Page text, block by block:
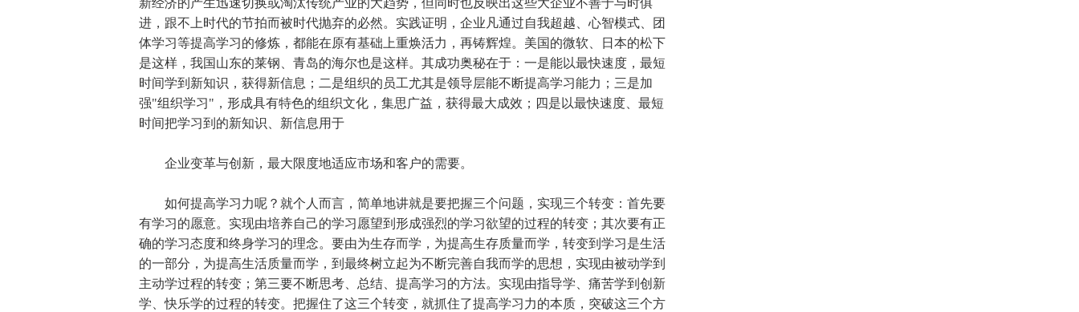
新经济的产生迅速切换或淘汰传统产业的大趋势，但同时也反映出这些大企业不善于与时俱
进，跟不上时代的节拍而被时代抛弃的必然。实践证明，企业凡通过自我超越、心智模式、团
体学习等提高学习的修炼，都能在原有基础上重焕活力，再铸辉煌。美国的微软、日本的松下
是这样，我国山东的莱钢、青岛的海尔也是这样。其成功奥秘在于：一是能以最快速度，最短
时间学到新知识，获得新信息；二是组织的员工尤其是领导层能不断提高学习能力；三是加
强"组织学习"，形成具有特色的组织文化，集思广益，获得最大成效；四是以最快速度、最短
时间把学习到的新知识、新信息用于
企业变革与创新，最大限度地适应市场和客户的需要。
如何提高学习力呢？就个人而言，简单地讲就是要把握三个问题，实现三个转变：首先要
有学习的愿意。实现由培养自己的学习愿望到形成强烈的学习欲望的过程的转变；其次要有正
确的学习态度和终身学习的理念。要由为生存而学，为提高生存质量而学，转变到学习是生活
的一部分，为提高生活质量而学，到最终树立起为不断完善自我而学的思想，实现由被动学到
主动学过程的转变；第三要不断思考、总结、提高学习的方法。实现由指导学、痛苦学到创新
学、快乐学的过程的转变。把握住了这三个转变，就抓住了提高学习力的本质，突破这三个方